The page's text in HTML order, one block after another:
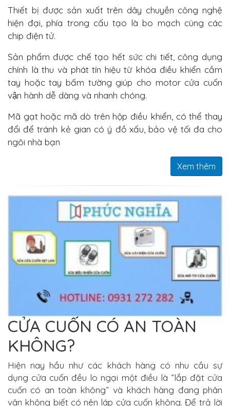
Thiết bị được sản xuất trên dây chuyền công nghệ
hiện đại, phía trong cấu tạo là bo mạch cùng các
chip điện tử.
Sản phẩm được chế tạo hết sức chi tiết, công dụng
chính là thu và phát tín hiệu từ khóa điều khiển cầm
tay hoặc tay bấm tường giúp cho motor cửa cuốn
vận hành dễ dàng và nhanh chóng.
Mã gạt hoặc mã dò trên hộp điều khiển, có thể thay
đổi để tránh kẻ gian có ý đồ xấu, bảo vệ tối đa cho
ngôi nhà bạn
Xem thêm
CỬA CUỐN CÓ AN TOÀN
KHÔNG?
Hiện nay hầu như các khách hàng có nhu cầu sự
dụng cửa cuốn đều lo ngại một điều là ”lắp đặt cửa
cuốn có an toàn không” và khách hàng đang phân
vân không biết có nên láp cửa cuốn không.Để trả lời